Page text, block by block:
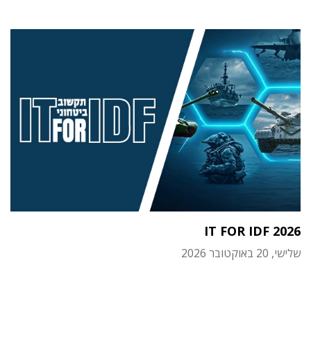
IT FOR IDF 2026
שלישי, 20 באוקטובר 2026